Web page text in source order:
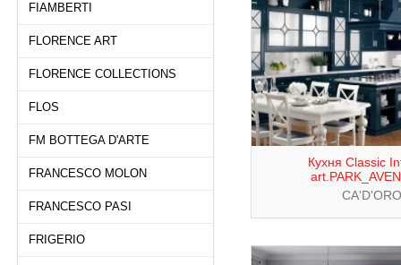
FIAMBERTI
FLORENCE ART
FLORENCE COLLECTIONS
FLOS
FM BOTTEGA D'ARTE
FRANCESCO MOLON
FRANCESCO PASI
FRIGERIO
Кухня Classic
CA'D'ORO